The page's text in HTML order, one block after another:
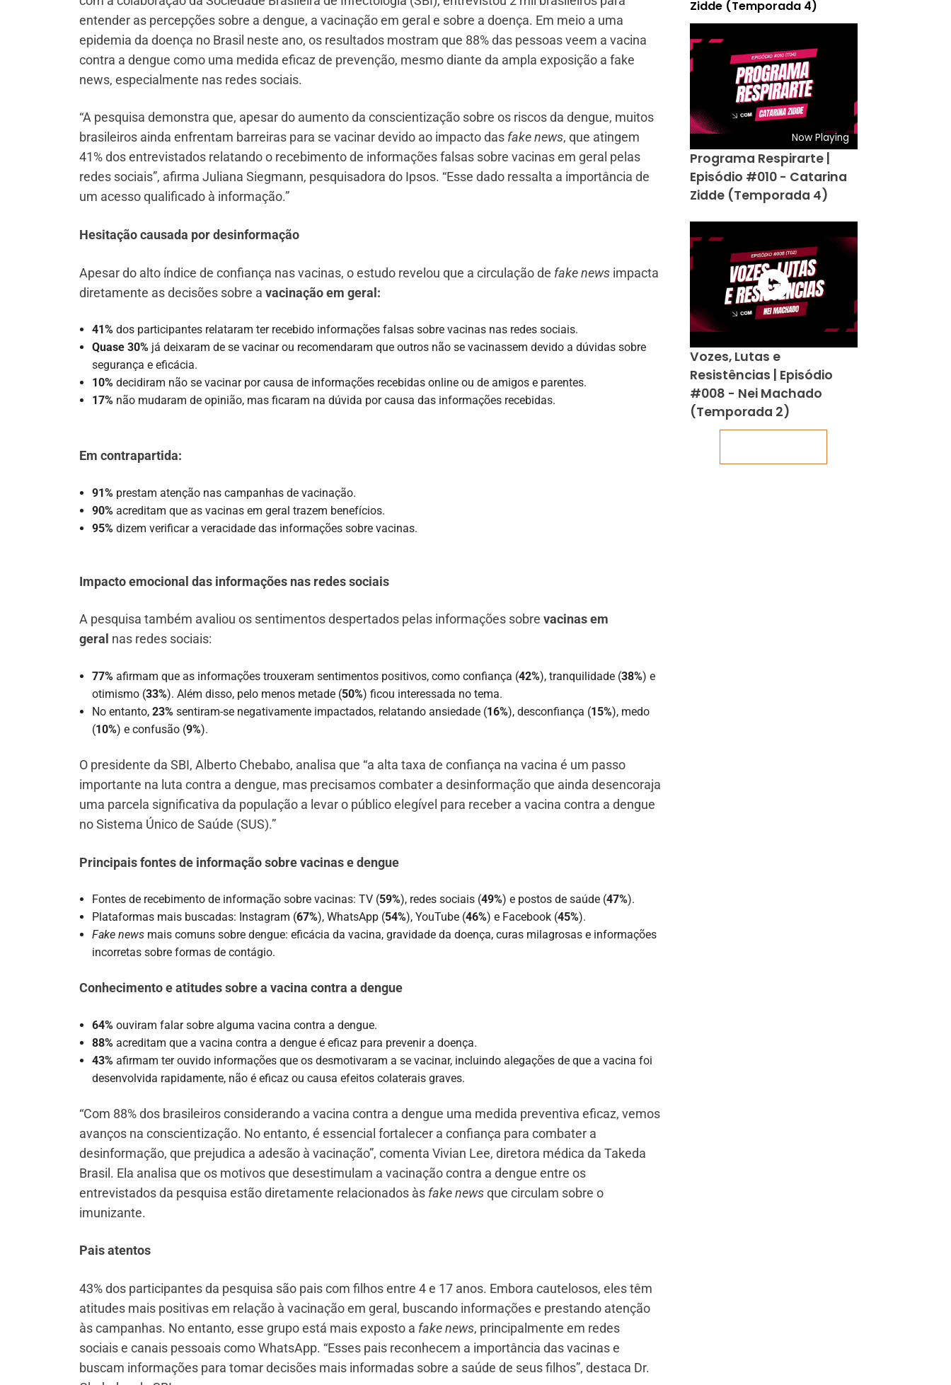
entender as percepções sobre a dengue, a vacinação em geral e sobre a doença. Em meio a uma
epidemia da doença no Brasil neste ano, os resultados mostram que 88% das pessoas veem a vacina
contra a dengue como uma medida eficaz de prevenção, mesmo diante da ampla exposição a fake
news, especialmente nas redes sociais.
“A pesquisa demonstra que, apesar do aumento da conscientização sobre os riscos da dengue, muitos
brasileiros ainda enfrentam barreiras para se vacinar devido ao impacto das fake news, que atingem
41% dos entrevistados relatando o recebimento de informações falsas sobre vacinas em geral pelas
redes sociais”, afirma Juliana Siegmann, pesquisadora do Ipsos. “Esse dado ressalta a importância de
um acesso qualificado à informação.”
Hesitação causada por desinformação
Apesar do alto índice de confiança nas vacinas, o estudo revelou que a circulação de fake news impacta
diretamente as decisões sobre a vacinação em geral:
41% dos participantes relataram ter recebido informações falsas sobre vacinas nas redes sociais.
Quase 30% já deixaram de se vacinar ou recomendaram que outros não se vacinassem devido a dúvidas sobre
segurança e eficácia.
10% decidiram não se vacinar por causa de informações recebidas online ou de amigos e parentes.
17% não mudaram de opinião, mas ficaram na dúvida por causa das informações recebidas.
Em contrapartida:
91% prestam atenção nas campanhas de vacinação.
90% acreditam que as vacinas em geral trazem benefícios.
95% dizem verificar a veracidade das informações sobre vacinas.
Impacto emocional das informações nas redes sociais
A pesquisa também avaliou os sentimentos despertados pelas informações sobre vacinas em
geral nas redes sociais:
77% afirmam que as informações trouxeram sentimentos positivos, como confiança (42%), tranquilidade (38%) e
otimismo (33%). Além disso, pelo menos metade (50%) ficou interessada no tema.
No entanto, 23% sentiram-se negativamente impactados, relatando ansiedade (16%), desconfiança (15%), medo
(10%) e confusão (9%).
O presidente da SBI, Alberto Chebabo, analisa que “a alta taxa de confiança na vacina é um passo
importante na luta contra a dengue, mas precisamos combater a desinformação que ainda desencoraja
uma parcela significativa da população a levar o público elegível para receber a vacina contra a dengue
no Sistema Único de Saúde (SUS).”
Principais fontes de informação sobre vacinas e dengue
Fontes de recebimento de informação sobre vacinas: TV (59%), redes sociais (49%) e postos de saúde (47%).
Plataformas mais buscadas: Instagram (67%), WhatsApp (54%), YouTube (46%) e Facebook (45%).
Fake news mais comuns sobre dengue: eficácia da vacina, gravidade da doença, curas milagrosas e informações
incorretas sobre formas de contágio.
Conhecimento e atitudes sobre a vacina contra a dengue
64% ouviram falar sobre alguma vacina contra a dengue.
88% acreditam que a vacina contra a dengue é eficaz para prevenir a doença.
43% afirmam ter ouvido informações que os desmotivaram a se vacinar, incluindo alegações de que a vacina foi
desenvolvida rapidamente, não é eficaz ou causa efeitos colaterais graves.
“Com 88% dos brasileiros considerando a vacina contra a dengue uma medida preventiva eficaz, vemos
avanços na conscientização. No entanto, é essencial fortalecer a confiança para combater a
desinformação, que prejudica a adesão à vacinação”, comenta Vivian Lee, diretora médica da Takeda
Brasil. Ela analisa que os motivos que desestimulam a vacinação contra a dengue entre os
entrevistados da pesquisa estão diretamente relacionados às fake newsque circulam sobre o
imunizante.
Pais atentos
43% dos participantes da pesquisa são pais com filhos entre 4 e 17 anos. Embora cautelosos, eles têm
atitudes mais positivas em relação à vacinação em geral, buscando informações e prestando atenção
às campanhas. No entanto, esse grupo está mais exposto a fake news, principalmente em redes
sociais e canais pessoais como WhatsApp. “Esses pais reconhecem a importância das vacinas e
buscam informações para tomar decisões mais informadas sobre a saúde de seus filhos”, destaca Dr.
Zidde (Temporada 4)
Now Playing
Programa Respirarte |
Episódio #010 - Catarina
Zidde (Temporada 4)
Vozes, Lutas e
Resistências | Episódio
#008 - Nei Machado
(Temporada 2)